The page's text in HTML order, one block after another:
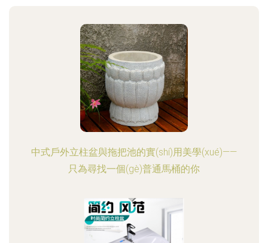
中式戶外立柱盆與拖把池的實(shí)用美學(xué)——
只為尋找一個(gè)普通馬桶的你